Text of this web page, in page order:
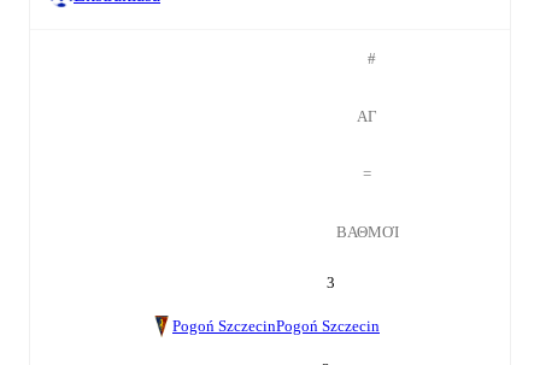
#
ΑΓ
=
ΒΑΘΜΟΊ
3
Pogoń SzczecinPogoń Szczecin